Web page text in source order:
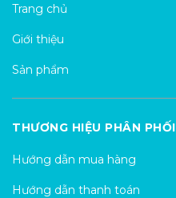
Trang chủ
Giới thiệu
Sản phẩm
THƯƠNG HIỆU PHÂN PHỐI
Hướng dẫn mua hàng
Hướng dẫn thanh toán